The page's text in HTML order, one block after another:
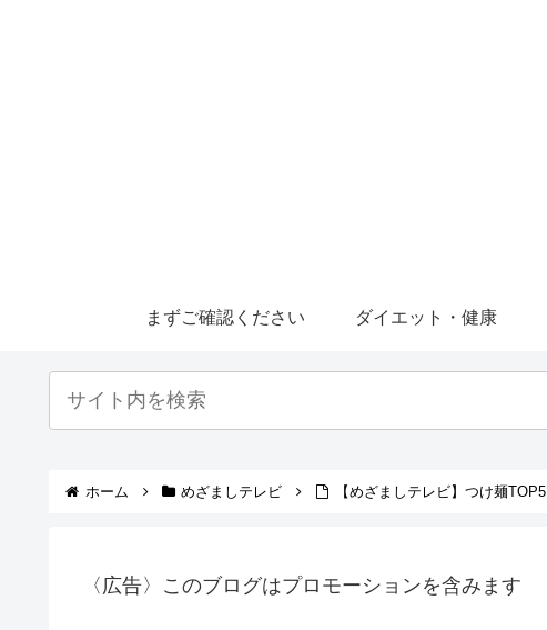
まずご確認ください ダイエット・健康
ホーム めざましテレビ 【めざましテレビ】つけ麺
〈広告〉このブログはプロモーションを含みます